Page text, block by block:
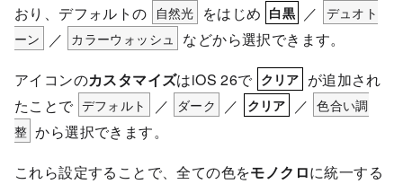
おり、デフォルトの 自然光 をはじめ 白黒 ／ デュオト
ーン
／ カラーウォッシュ などから選択できます。
アイコンのカスタマイズはiOS 26で クリア が追加され
たことで デフォルト ／ ダーク ／ クリア ／ 色合い調
整 から選択できます。
これら設定することで、全ての色をモノクロに統一する